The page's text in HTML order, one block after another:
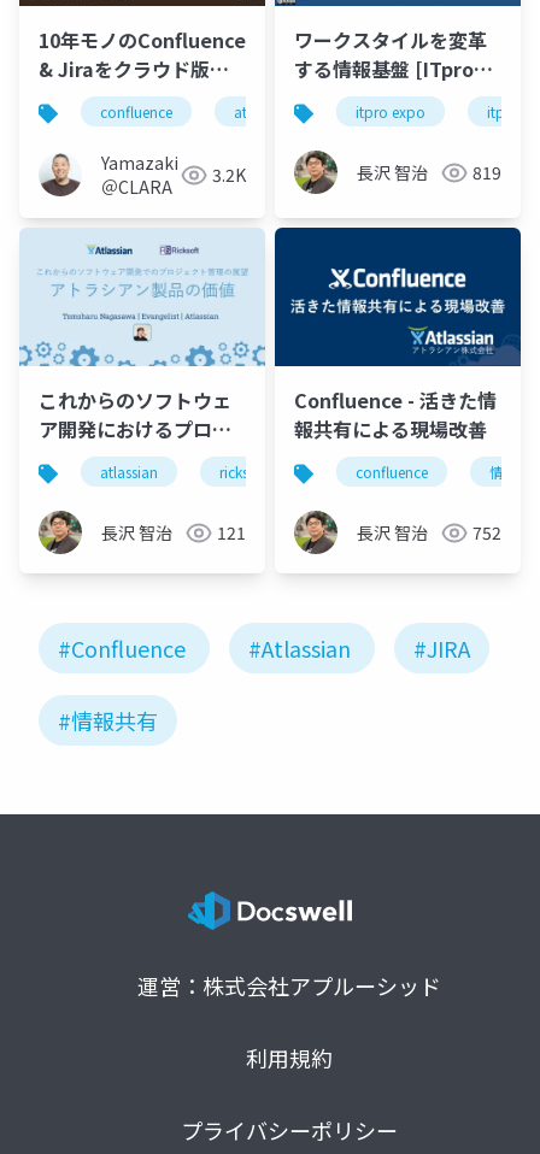
10年モノのConfluence
& Jiraをクラウド版へ
移行
confluence atlassian jira
Yamazaki
＠CLARA
3.2K
ワークスタイルを変革
する情報基盤 [ITpro
EXPO A651]
itpro expo itpro
長沢 智治 819
これからのソフトウェ
ア開発におけるプロジ
ェクト管理の展望
Episode 2
atlassian ricksoft jira confluence
長沢 智治 121
Confluence - 活きた情
報共有による現場改善
confluence 情報共
長沢 智治 752
#Confluence #Atlassian #JIRA
#情報共有
運営：株式会社アプルーシッド
利用規約
プライバシーポリシー